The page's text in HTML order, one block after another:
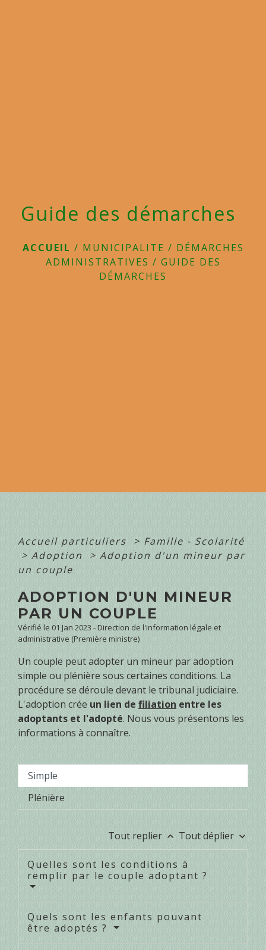
Guide des démarches
ACCUEIL / MUNICIPALITE / DÉMARCHES
ADMINISTRATIVES / GUIDE DES
DÉMARCHES
Accueil particuliers > Famille - Scolarité
> Adoption > Adoption d'un mineur par
un couple
ADOPTION D'UN MINEUR
PAR UN COUPLE
Vérifié le 01 Jan 2023 - Direction de l'information légale et
administrative (Première ministre)
Un couple peut adopter un mineur par adoption
simple ou plénière sous certaines conditions. La
procédure se déroule devant le tribunal judiciaire.
L'adoption crée un lien de filiation entre les
adoptants et l'adopté. Nous vous présentons les
informations à connaître.
Simple
Plénière
Tout replier keyboard_arrow_up Tout déplier keyboard_arrow_down
Quelles sont les conditions à
remplir par le couple adoptant ?
Quels sont les enfants pouvant
être adoptés ?